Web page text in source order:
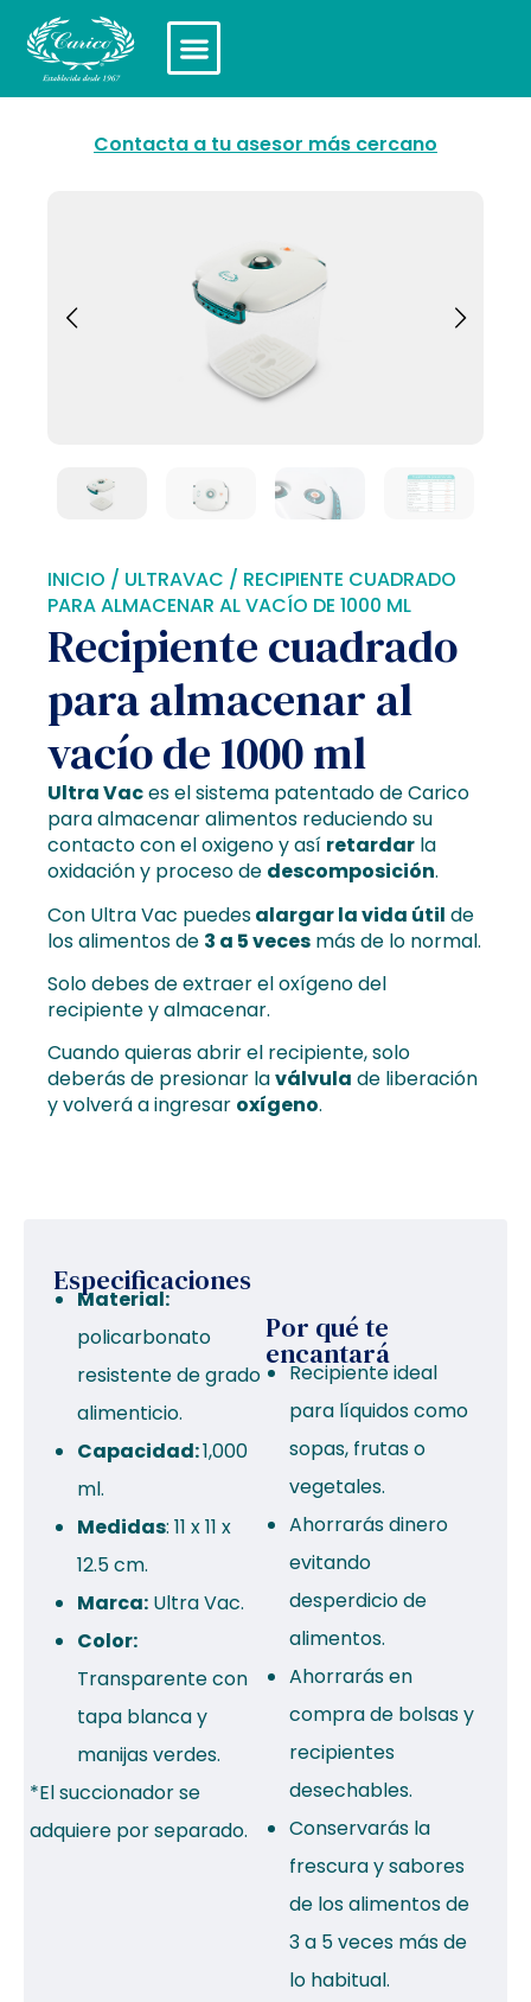
Contacta a tu asesor más cercano
INICIO / ULTRAVAC / RECIPIENTE CUADRADO
PARA ALMACENAR AL VACÍO DE 1000 ML
Recipiente cuadrado
para almacenar al
vacío de 1000 ml
Ultra Vaces el sistema patentado de Carico
para almacenar alimentos reduciendo su
contacto con el oxigeno y así retardar la
oxidación y proceso de descomposición.
Con Ultra Vac puedesalargar la vida útil de
los alimentos de 3 a 5 veces más de lo normal.
Solo debes de extraer el oxígeno del
recipiente y almacenar.
Cuando quieras abrir el recipiente, solo
deberás de presionar laválvula de liberación
y volverá a ingresar oxígeno.
Especificaciones
Material:
policarbonato
resistente de grado
alimenticio.
Capacidad:1,000
ml.
Medidas: 11 x 11 x
12.5 cm.
Marca: Ultra Vac.
Color:
Transparente con
tapa blanca y
manijas verdes.
*El succionador se
adquiere por separado.
Por qué te
encantará
Recipiente ideal
para líquidos como
sopas, frutas o
vegetales.
Ahorrarás dinero
evitando
desperdicio de
alimentos.
Ahorrarás en
compra de bolsas y
recipientes
desechables.
Conservarás la
frescura y sabores
de los alimentos de
3 a 5 veces más de
lo habitual.